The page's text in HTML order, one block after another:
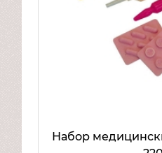
бижутерия
Посуда, кухня
Хозяюшка,
Игровые наборы
Велосипеды
Набор